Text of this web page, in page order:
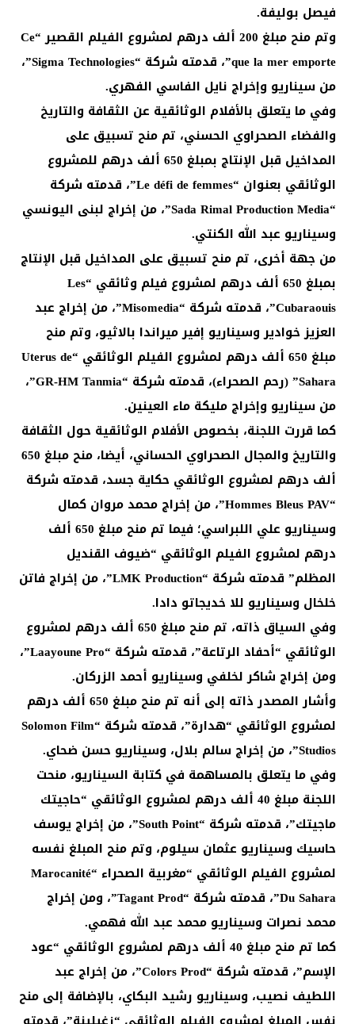
فيصل بوليفة.
وتم منح مبلغ 200 ألف درهم لمشروع الفيلم القصير “Ce
que la mer emporte”، قدمته شركة “Sigma Technologies”،
من سيناريو وإخراج نايل الفاسي الفهري.
وفي ما يتعلق بالأفلام الوثائقية عن الثقافة والتاريخ
والفضاء الصحراوي الحسني، تم منح تسبيق على
المداخيل قبل الإنتاج بمبلغ 650 ألف درهم للمشروع
الوثائقي بعنوان “Le défi de femmes”، قدمته شركة
“Sada Rimal Production Media”، من إخراج لبنى اليونسي
وسيناريو عبد الله الكنتي.
من جهة أخرى، تم منح تسبيق على المداخيل قبل الإنتاج
بمبلغ 650 ألف درهم لمشروع فيلم وثائقي “Les
Cubaraouis”، قدمته شركة “Misomedia”، من إخراج عبد
العزيز خوادير وسيناريو إفير ميراندا بالاثيو، وتم منح
مبلغ 650 ألف درهم لمشروع الفيلم الوثائقي “Uterus de
Sahara” (رحم الصحراء)، قدمته شركة “GR-HM Tanmia”،
من سيناريو وإخراج مليكة ماء العينين.
كما قررت اللجنة، بخصوص الأفلام الوثائقية حول الثقافة
والتاريخ والمجال الصحراوي الحساني، أيضا، منح مبلغ 650
ألف درهم لمشروع الوثائقي حكاية جسد، قدمته شركة
“Hommes Bleus PAV”، من إخراج محمد مروان كمال
وسيناريو علي اللبراسي؛ فيما تم منح مبلغ 650 ألف
درهم لمشروع الفيلم الوثائقي “ضيوف القنديل
المظلم” قدمته شركة “LMK Production”، من إخراج فاتن
خلخال وسيناريو للا خديجاتو دادا.
وفي السياق ذاته، تم منح مبلغ 650 ألف درهم لمشروع
الوثائقي “أحفاد الرتاعة”، قدمته شركة “Laayoune Pro”،
ومن إخراج شاكر لخلفي وسيناريو أحمد الزركان.
وأشار المصدر ذاته إلى أنه تم منح مبلغ 650 ألف درهم
لمشروع الوثائقي “ھدارة”، قدمته شركة “Solomon Film
Studios”، من إخراج سالم بلال، وسيناريو حسن ضحاي.
وفي ما يتعلق بالمساهمة في كتابة السيناريو، منحت
اللجنة مبلغ 40 ألف درهم لمشروع الوثائقي “حاجيتك
ماجيتك”، قدمته شركة “South Point”، من إخراج يوسف
حاسيك وسيناريو عثمان سيلوم، وتم منح المبلغ نفسه
لمشروع الفيلم الوثائقي “مغربية الصحراء “Marocanité
Du Sahara”، قدمته شركة “Tagant Prod”، ومن إخراج
محمد نصرات وسيناريو محمد عبد الله فهمي.
كما تم منح مبلغ 40 ألف درهم لمشروع الوثائقي “عود
الإسم”، قدمته شركة “Colors Prod”، من إخراج عبد
اللطيف نصيب، وسيناريو رشيد البكاي، بالإضافة إلى منح